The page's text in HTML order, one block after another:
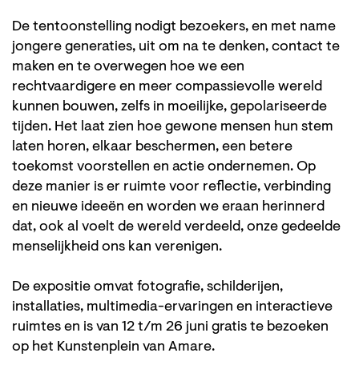
De tentoonstelling nodigt bezoekers, en met name
jongere generaties, uit om na te denken, contact te
maken en te overwegen hoe we een
rechtvaardigere en meer compassievolle wereld
kunnen bouwen, zelfs in moeilijke, gepolariseerde
tijden. Het laat zien hoe gewone mensen hun stem
laten horen, elkaar beschermen, een betere
toekomst voorstellen en actie ondernemen. Op
deze manier is er ruimte voor reflectie, verbinding
en nieuwe ideeën en worden we eraan herinnerd
dat, ook al voelt de wereld verdeeld, onze gedeelde
menselijkheid ons kan verenigen.
De expositie omvat fotografie, schilderijen,
installaties, multimedia-ervaringen en interactieve
ruimtes en is van 12 t/m 26 juni gratis te bezoeken
op het Kunstenplein van Amare.